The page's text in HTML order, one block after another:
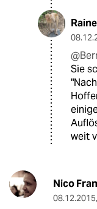
Sie
weit
Nico
08.12.2015,